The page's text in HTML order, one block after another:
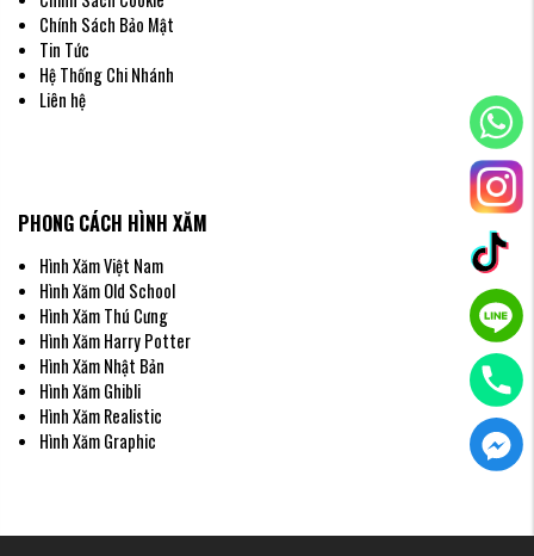
Chính Sách Bảo Mật
Tin Tức
Hệ Thống Chi Nhánh
Liên hệ
PHONG CÁCH HÌNH XĂM
Hình Xăm Việt Nam
Hình Xăm Old School
Hình Xăm Thú Cưng
Hình Xăm Harry Potter
Hình Xăm Nhật Bản
Hình Xăm Ghibli
Hình Xăm Realistic
Hình Xăm Graphic